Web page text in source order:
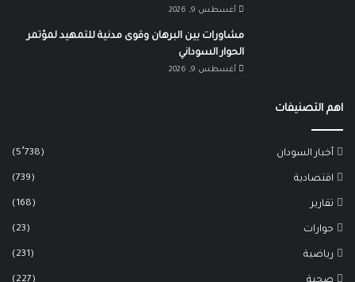
أغسطس 9, 2026
مشاورات بين البرهان وقوى مدنية للتمهيد لمؤتمر
الحوار السوداني
أغسطس 9, 2026
اهم التصنيفات
أخبار السودان (5٬738)
اقتصادية (739)
تقارير (168)
حوارات (23)
رياضية (231)
(227)